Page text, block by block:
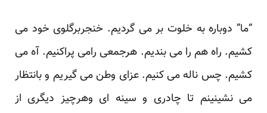
“ما” دوباره به خلوت بر می گردیم. خنجربرگلوی خود می
کشیم. راه هم را می بندیم. هرجمعی رامی پراکنیم. آه می
کشیم. چس ناله می کنیم. عزای وطن می گیریم و بانتظار
می نشینینم تا چادری و سینه ای وهرچیز دیگری از